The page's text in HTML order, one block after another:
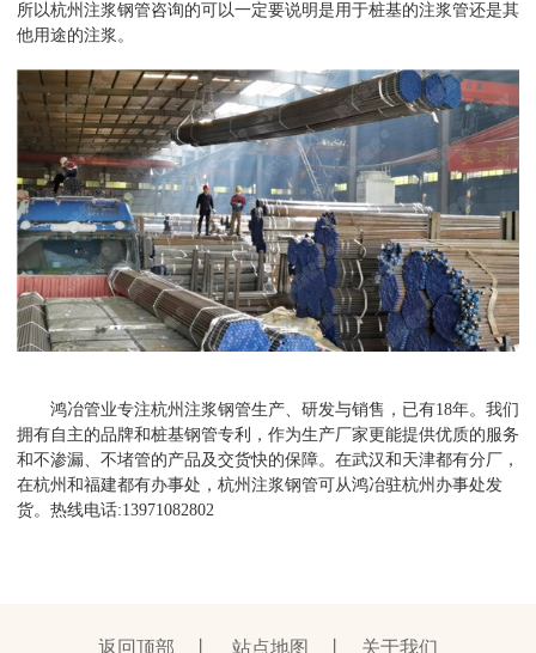
所以杭州注浆钢管咨询的可以一定要说明是用于桩基的注浆管还是其
他用途的注浆。
鸿冶管业专注杭州注浆钢管生产、研发与销售，已有18年。我们
拥有自主的品牌和桩基钢管专利，作为生产厂家更能提供优质的服务
和不渗漏、不堵管的产品及交货快的保障。在武汉和天津都有分厂，
在杭州和福建都有办事处， 杭州注浆钢管可从鸿冶驻杭州办事处发
货。热线电话:13971082802
返回顶部 站点地图 关于我们